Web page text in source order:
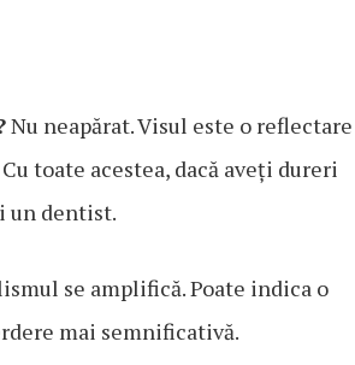
Nu neapărat. Visul este o reflectare
toate acestea, dacă aveți dureri
un dentist.
se amplifică. Poate indica o
mai semnificativă.